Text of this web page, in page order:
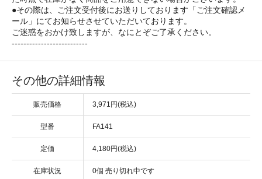
●その際は、ご注文受付後にお送りしております「ご注文確認メ
ール」にてお知らせさせていただいております。
ご迷惑をおかけ致しますが、なにとぞご了承ください。
--------------------------
その他の詳細情報
販売価格 3,971円(税込)
型番 FA141
定価 4,180円(税込)
在庫状況 0個 売り切れ中です